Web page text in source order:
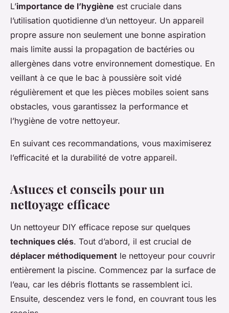
L’importance de l’hygiène est cruciale dans
l’utilisation quotidienne d’un nettoyeur. Un appareil
propre assure non seulement une bonne aspiration
mais limite aussi la propagation de bactéries ou
allergènes dans votre environnement domestique. En
veillant à ce que le bac à poussière soit vidé
régulièrement et que les pièces mobiles soient sans
obstacles, vous garantissez la performance et
l’hygiène de votre nettoyeur.
En suivant ces recommandations, vous maximiserez
l’efficacité et la durabilité de votre appareil.
Astuces et conseils pour un
nettoyage efficace
Un nettoyeur DIY efficace repose sur quelques
techniques clés. Tout d’abord, il est crucial de
déplacer méthodiquement le nettoyeur pour couvrir
entièrement la piscine. Commencez par la surface de
l’eau, car les débris flottants se rassemblent ici.
Ensuite, descendez vers le fond, en couvrant tous les